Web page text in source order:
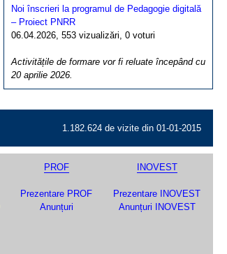
Noi înscrieri la programul de Pedagogie digitală
– Proiect PNRR
06.04.2026, 553 vizualizări, 0 voturi
Activitățile de formare vor fi reluate începând cu
20 aprilie 2026.
1.182.624 de vizite din 01-01-2015
PROF
Prezentare PROF
Anunțuri
INOVEST
Prezentare INOVEST
Anunțuri INOVEST